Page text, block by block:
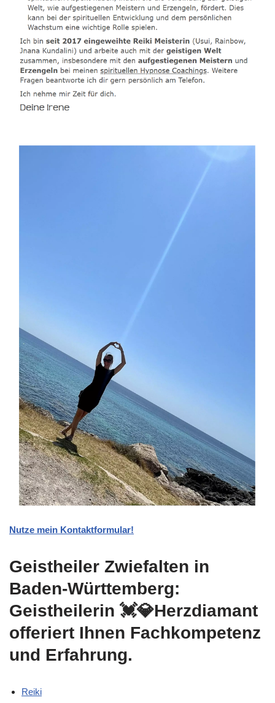
Nutze mein Kontaktformular!
Geistheiler Zwiefalten in
Baden-Württemberg:
Geistheilerin 💓️💎Herzdiamant
offeriert Ihnen Fachkompetenz
und Erfahrung.
Reiki